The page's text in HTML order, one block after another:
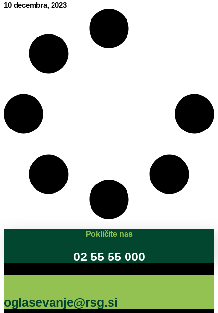
10 decembra, 2023
Pokličite nas
02 55 55 000
oglasevanje@rsg.si